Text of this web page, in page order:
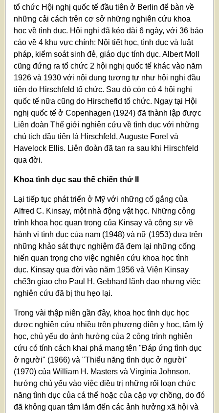
tổ chức Hội nghị quốc tế đầu tiên ở Berlin để bàn về
những cải cách trên cơ sở những nghiên cứu khoa
học về tình dục. Hội nghị đã kéo dài 6 ngày, với 36 báo
cáo về 4 khu vực chính: Nội tiết học, tình dục và luật
pháp, kiểm soát sinh đẻ, giáo dục tính dục. Albert Moll
cũng đứng ra tổ chức 2 hội nghị quốc tế khác vào năm
1926 và 1930 với nội dung tương tự như hội nghị đầu
tiên do Hirschfeld tổ chức. Sau đó còn có 4 hội nghị
quốc tế nữa cũng do Hirschefld tổ chức. Ngay tại Hội
nghị quốc tế ở Copenhagen (1924) đã thành lập được
Liên đoàn Thế giới nghiên cứu về tình dục với những
chủ tịch đầu tiên là Hirschfeld, Auguste Forel và
Havelock Ellis. Liên đoàn đã tan ra sau khi Hirschfeld
qua đời.
Khoa tình dục sau thế chiến thứ II
Lại tiếp tục phát triển ở Mỹ với những cố gắng của
Alfred C. Kinsay, một nhà động vật học. Những công
trình khoa học quan trọng của Kinsay và cộng sự về
hành vi tình dục của nam (1948) và nữ (1953) đưa trên
những khảo sát thực nghiệm đã đem lại những cống
hiến quan trọng cho việc nghiên cứu khoa học tình
dục. Kinsay qua đời vào năm 1956 và Viện Kinsay
chể3n giao cho Paul H. Gebhard lãnh đạo nhưng việc
nghiên cứu đã bị thu hẹo lại.
Trong vài thập niên gần đây, khoa học tình dục học
được nghiên cứu nhiều trên phương diện y học, tâm lý
học, chủ yếu do ảnh hưởng của 2 công trình nghiên
cứu có tính cách khai phá mang tên "Đáp ứng tình dục
ở người" (1966) và "Thiểu năng tình dục ở người"
(1970) của William H. Masters và Virginia Johnson,
hướng chủ yếu vào việc điều trị những rối loạn chức
năng tình dục của cá thể hoặc của cặp vợ chồng, do đó
đã không quan tâm lắm đến các ảnh hưởng xã hội và